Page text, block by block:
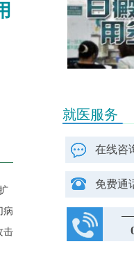
病
击
就医服务
在线咨
免费通